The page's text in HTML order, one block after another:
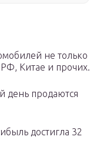
не только
Китае и прочих.
день продаются
достигла 32